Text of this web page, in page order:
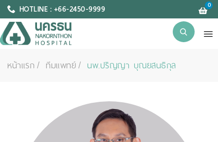
HOTLINE : +66-2450-9999 0
หน้าแรก ทีมแพทย์ นพ.ปริญญา บุณยสนธิกุล